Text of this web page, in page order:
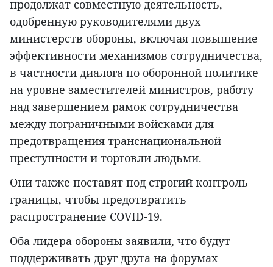
продолжат совместную деятельность,
одобренную руководителями двух
министерств обороны, включая повышение
эффективности механизмов сотрудничества,
в частности диалога по оборонной политике
на уровне заместителей министров, работу
над завершением рамок сотрудничества
между пограничными войсками для
предотвращения транснациональной
преступности и торговли людьми.
Они также поставят под строгий контроль
границы, чтобы предотвратить
распространение COVID-19.
Оба лидера обороны заявили, что будут
поддерживать друг друга на форумах